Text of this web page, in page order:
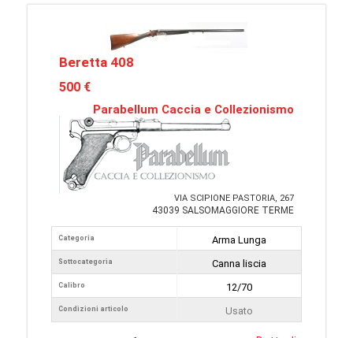
Beretta 408
500 €
Parabellum Caccia e Collezionismo
VIA SCIPIONE PASTORIA, 267
43039 SALSOMAGGIORE TERME
Categoria
Sottocategoria
Calibro
Condizioni articolo
Arma Lunga
Canna liscia
12/70
Usato